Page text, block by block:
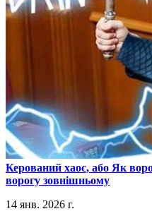
​Керований хаос, або Як
ворогу зовнішньому
14 янв. 2026 г.